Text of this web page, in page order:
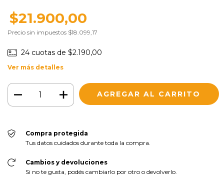
$21.900,00
Precio sin impuestos $18.099,17
24 cuotas de $2.190,00
Ver más detalles
Compra protegida
Tus datos cuidados durante toda la compra.
Cambios y devoluciones
Si no te gusta, podés cambiarlo por otro o devolverlo.